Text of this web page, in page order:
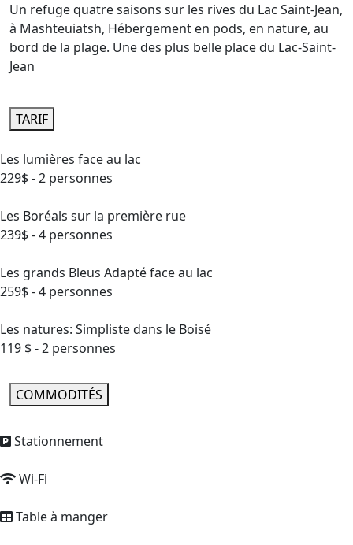
Un refuge quatre saisons sur les rives du Lac Saint-Jean,
à Mashteuiatsh, Hébergement en pods, en nature, au
bord de la plage. Une des plus belle place du Lac-Saint-
Jean
TARIF
Les lumières face au lac
229$ - 2 personnes
Les Boréals sur la première rue
239$ - 4 personnes
Les grands Bleus Adapté face au lac
259$ - 4 personnes
Les natures: Simpliste dans le Boisé
119 $ - 2 personnes
COMMODITÉS
Stationnement
Wi-Fi
Table à manger